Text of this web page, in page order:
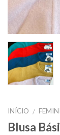
INÍCIO /
Blusa